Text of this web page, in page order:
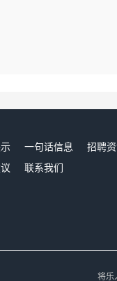
一句话信息 招聘
联系我们
将乐